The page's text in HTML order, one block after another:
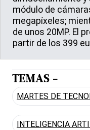
módulo de
megapíxeles;
de unos 20MP. El
partir de los 399
TEMAS -
MARTES DE
INTELIGENCIA